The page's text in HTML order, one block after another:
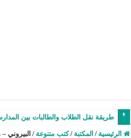
طريقة نقل الطلاب والطالبات بين
الرئيسية / المكتبة / كتب متنوعة / البيروني